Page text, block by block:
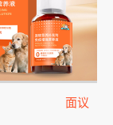
面议